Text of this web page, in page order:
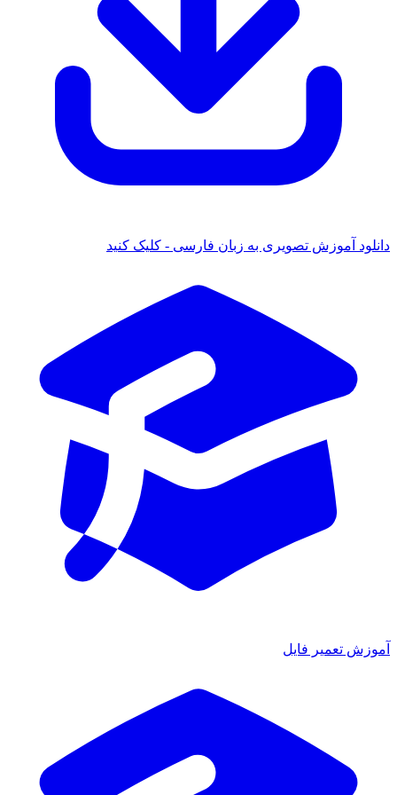
آموزش تصویری به زبان فارسی - کلیک کنید
تعمیر فایل